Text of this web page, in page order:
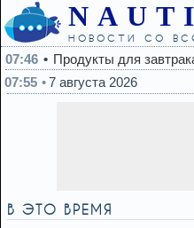
новости со
для завтрака, которые
07:55
7 августа 2026
В ЭТО ВРЕМЯ